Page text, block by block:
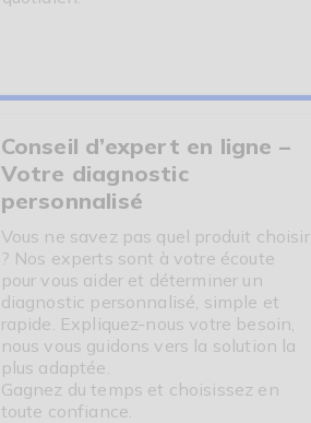
Conseil d’expert en ligne –
Votre diagnostic
personnalisé
Vous ne savez pas quel produit choisir
? Nos experts sont à votre écoute
pour vous aider et déterminer un
diagnostic personnalisé, simple et
rapide. Expliquez-nous votre besoin,
nous vous guidons vers la solution la
plus adaptée.
Gagnez du temps et choisissez en
toute confiance.